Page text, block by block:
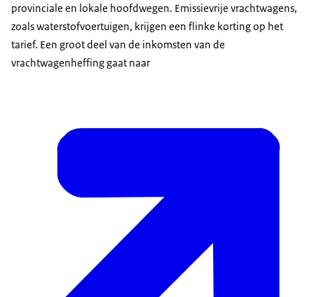
provinciale en lokale hoofdwegen. Emissievrije vrachtwagens,
zoals waterstofvoertuigen, krijgen een flinke korting op het
tarief. Een groot deel van de inkomsten van de
vrachtwagenheffing gaat naar